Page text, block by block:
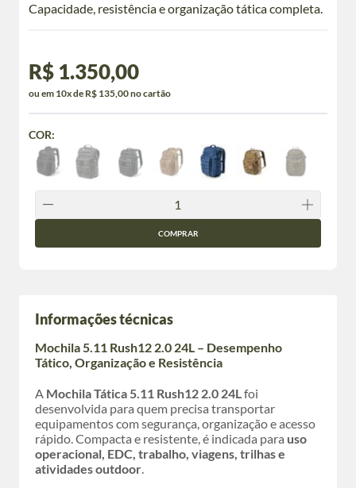
Capacidade, resistência e organização tática completa.
R$ 1.350,00
ou em 10x de R$ 135,00 no cartão
COR:
COMPRAR
Informações técnicas
Mochila 5.11 Rush12 2.0 24L – Desempenho
Tático, Organização e Resistência
A Mochila Tática 5.11 Rush12 2.0 24Lfoi
desenvolvida para quem precisa transportar
equipamentos com segurança, organização e acesso
rápido. Compacta e resistente, é indicada para uso
operacional, EDC, trabalho, viagens, trilhas e
atividades outdoor.